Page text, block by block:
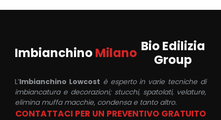
Imbianchino Milano Bio Edilizia
Group
L’Imbianchino Lowcost è esperto in varie tecniche di
imbiancatura e decorazioni; stucchi, spatolati, velature,
elimina muffa macchie, condensa e tanto altro.
CONTATTACI PER UN PREVENTIVO GRATUITO